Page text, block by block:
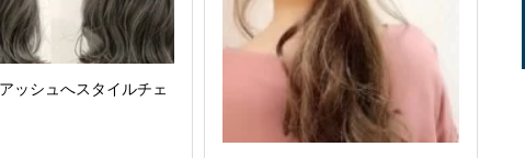
ッシュへスタイルチェ